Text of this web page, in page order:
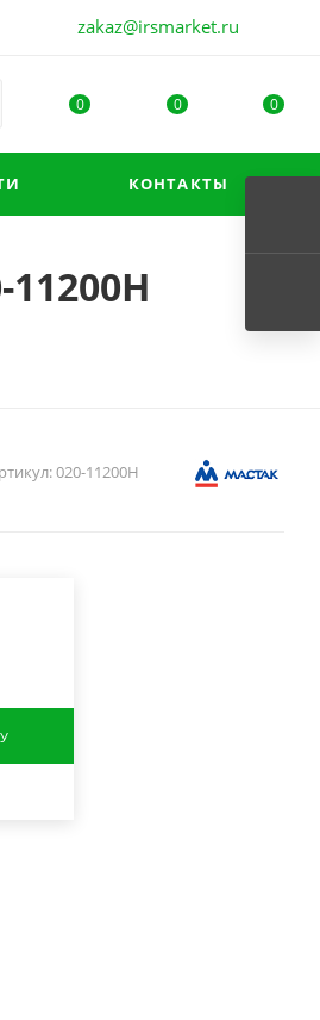
zakaz@irsmarket.ru
0 0 0
КОНТАКТЫ
020-11200H